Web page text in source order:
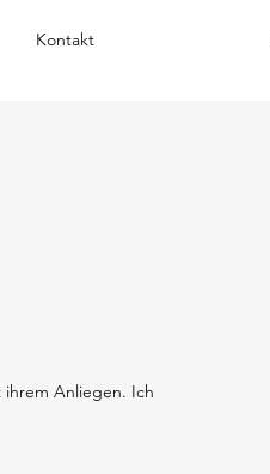
Kontakt
ihrem Anliegen. Ich